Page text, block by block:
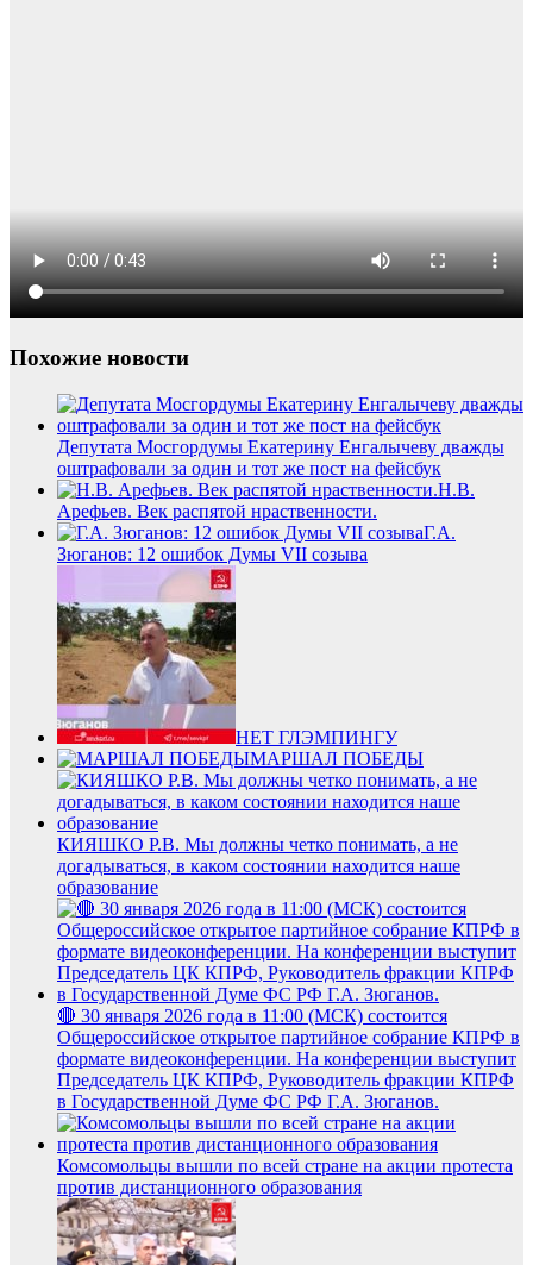
Похожие новости
Депутата Мосгордумы Екатерину Енгалычеву дважды
оштрафовали за один и тот же пост на фейсбук
Н.В.
Арефьев. Век распятой нраственности.
Г.А.
Зюганов: 12 ошибок Думы VII созыва
НЕТ ГЛЭМПИНГУ
МАРШАЛ ПОБЕДЫ
КИЯШКО Р.В. Мы должны четко понимать, а не
догадываться, в каком состоянии находится наше
образование
🔴 30 января 2026 года в 11:00 (МСК) состоится
Общероссийское открытое партийное собрание КПРФ в
формате видеоконференции. На конференции выступит
Председатель ЦК КПРФ, Руководитель фракции КПРФ
в Государственной Думе ФС РФ Г.А. Зюганов.
Комсомольцы вышли по всей стране на акции протеста
против дистанционного образования